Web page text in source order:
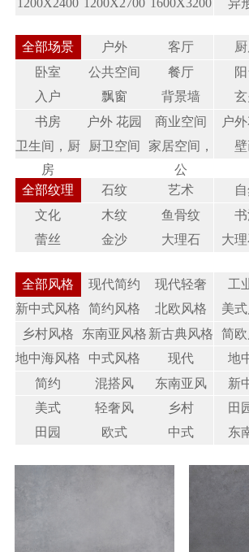
1200X2400 1200X2700 1600X3200 异
全部场景 户外 客厅
卧室
公共空间 餐厅
入户
飘窗 背景墙
书房
户外 花园 商业空间 户
卫生间，厨
房
厨卫空间
家居空间，
公
全部纹理 石纹 艺术
文化
木纹 鱼骨纹
蕾丝
金沙 大理石 大
全部风格 现代简约 现代轻奢 工
新中式风格
简约风格 北欧风格 美
乡村风格
东南亚风格 新古典风格 简
地中海风格
中式风格 现代 地
简约
混搭风 东南亚风 新
美式
轻奢风 乡村 田
田园
欧式 中式 东